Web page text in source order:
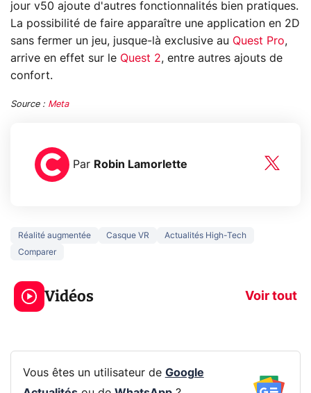
jour v50 ajoute d'autres fonctionnalités bien pratiques.
La possibilité de faire apparaître une application en 2D
sans fermer un jeu, jusque-là exclusive au Quest Pro,
arrive en effet sur le Quest 2, entre autres ajouts de
confort.
Source : Meta
Par Robin Lamorlette
Réalité augmentée Casque VR
Actualités High-Tech
Comparer
Vidéos Voir tout
5 générations de
jeux dans la
prochaine Xbox !
navigation
Vous êtes un utilisateur de Google